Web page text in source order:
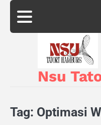
Skip
content
Nsu
Tag: Optimasi